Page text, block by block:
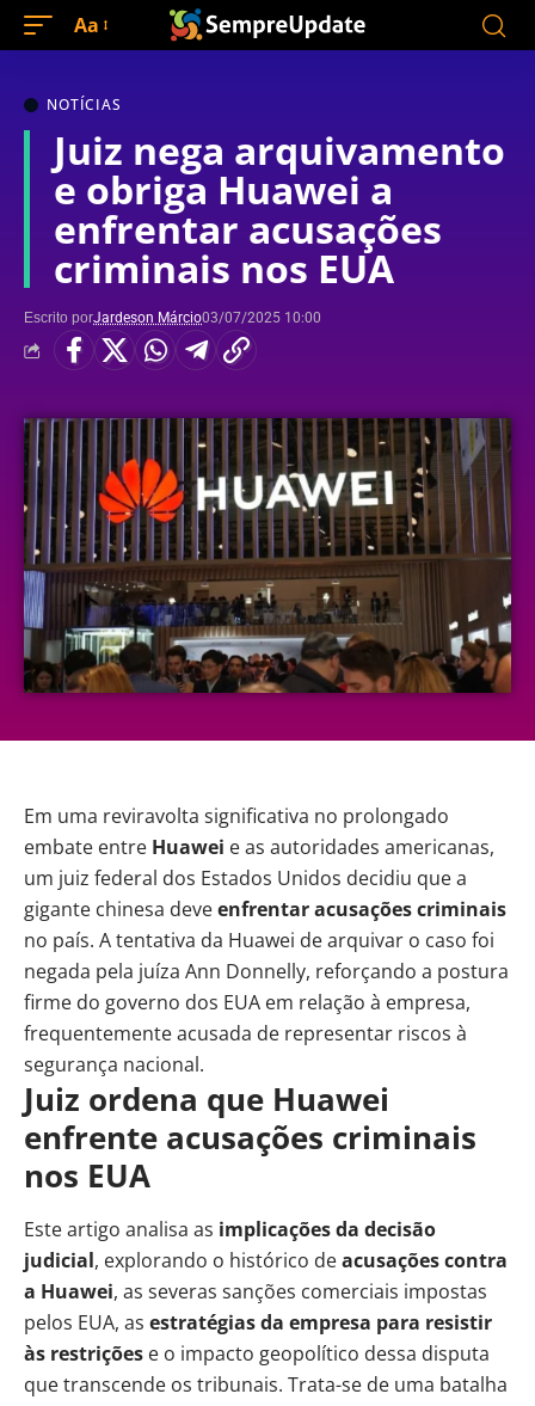
Aa
NOTÍCIAS
Juiz nega arquivamento
e obriga Huawei a
enfrentar acusações
criminais nos EUA
Escrito porJardeson Márcio03/07/2025 10:00
Em uma reviravolta significativa no prolongado
embate entre Huawei e as autoridades americanas,
um juiz federal dos Estados Unidos decidiu que a
gigante chinesa deveenfrentar acusações criminais
no país. A tentativa da Huawei de arquivar o caso foi
negada pela juíza Ann Donnelly, reforçando a postura
firme do governo dos EUA em relação à empresa,
frequentemente acusada de representar riscos à
segurança nacional.
Juiz ordena que Huawei
enfrente acusações criminais
nos EUA
Este artigo analisa as implicações da decisão
judicial, explorando o histórico deacusações contra
a Huawei, as severas sanções comerciais impostas
pelos EUA, as estratégias da empresa para resistir
às restrições e o impacto geopolítico dessa disputa
que transcende os tribunais. Trata-se de uma batalha